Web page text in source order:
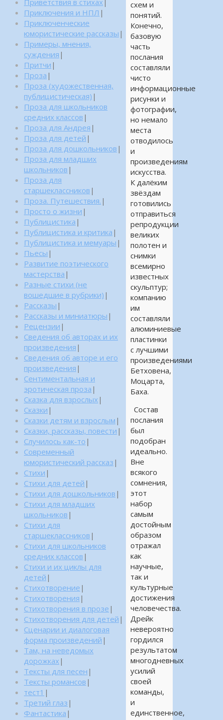
схем и
понятий.
Конечно,
базовую
часть
послания
составляли
чисто
информационные
рисунки и
фотографии,
но немало
места
отводилось
и
произведениям
искусства.
К далёким
звёздам
готовились
отправиться
репродукции
великих
полотен и
снимки
всемирно
известных
скульптур;
компанию
им
составляли
алюминиевые
пластинки
с лучшими
произведениями
Бетховена,
Моцарта,
Баха.
Состав
послания
был
подобран
идеально.
Вне
всякого
сомнения,
этот
набор
самым
достойным
образом
отражал
как
научные,
так и
культурные
достижения
человечества.
Дрейк
невероятно
гордился
результатом
многодневных
усилий
своей
команды,
и
единственное,
Приветствия в стихах
Приключения и НПЛ |
Приключенческие
юмористические рассказы |
Примеры, мнения,
суждения |
Притчи |
Проза |
Проза (художественная,
публицистическая) |
Проза для школьников
средних классов |
Проза для Андрея |
Проза для детей |
Проза для дошкольников |
Проза для младших
школьников |
Проза для
старшеклассников |
Проза. Путешествия. |
Просто о жизни |
Публицистика |
Публицистика и критика |
Публицистика и мемуары |
Пьесы |
Развитие поэтического
мастерства |
Разные стихи (не
вошедшие в рубрики) |
Рассказы |
Рассказы и миниатюры |
Рецензии |
Сведения об авторах и их
произведения |
Сведения об авторе и его
произведения |
Сентиментальная и
эротическая проза |
Сказка для взрослых |
Сказки |
Сказки детям и взрослым |
Сказки, рассказы, повести |
Случилось как-то |
Современный
юмористический рассказ |
Стихи |
Стихи для детей |
Стихи для дошкольников |
Стихи для младших
школьников |
Стихи для
старшеклассников |
Стихи для школьников
средних классов |
Стихи и их циклы для
детей |
Стихотворение |
Стихотворения |
Стихотворения в прозе |
Стихотворения для детей |
Сценарии и диалоговая
форма произведений |
Там, на неведомых
дорожках |
Тексты для песен |
Тексты романсов |
тест1 |
Третий глаз |
Фантастика |